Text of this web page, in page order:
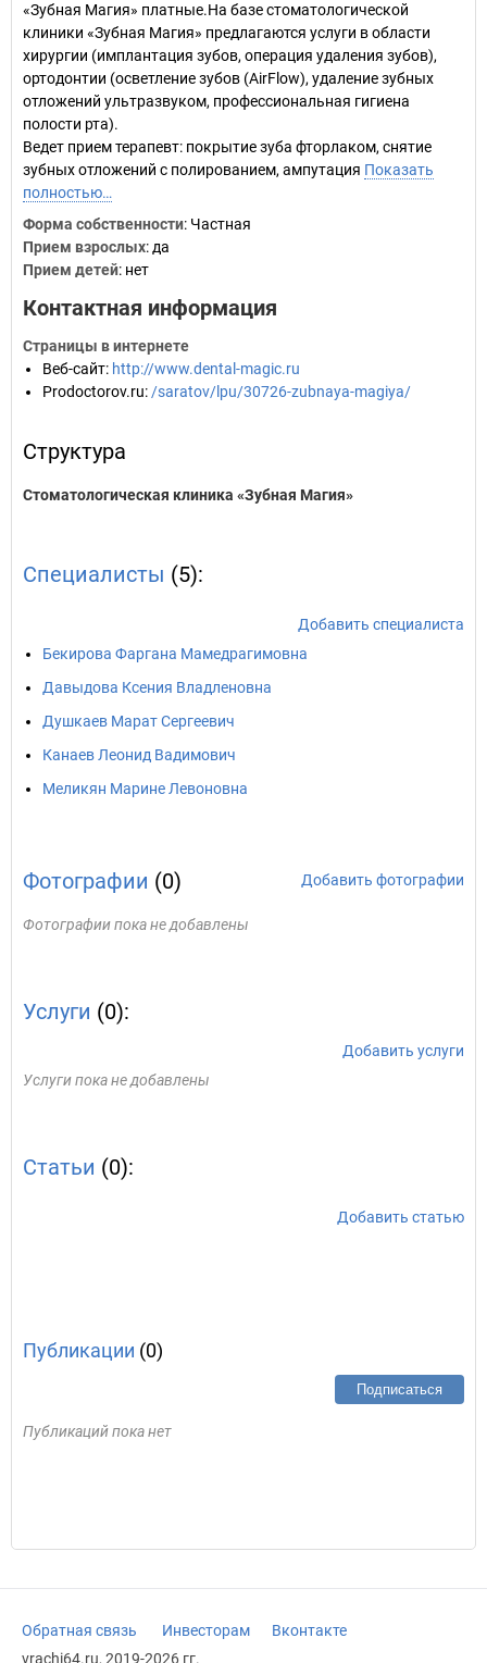
«Зубная Магия» платные.На базе стоматологической
клиники «Зубная Магия» предлагаются услуги в области
хирургии (имплантация зубов, операция удаления зубов),
ортодонтии (осветление зубов (AirFlow), удаление зубных
отложений ультразвуком, профессиональная гигиена
полости рта).
Ведет прием терапевт: покрытие зуба фторлаком, снятие
зубных отложений с полированием, ампутация Показать
полностью…
Форма собственности: Частная
Прием взрослых: да
Прием детей: нет
Контактная информация
Страницы в интернете
Веб-сайт: http://www.dental-magic.ru
Prodoctorov.ru: /saratov/lpu/30726-zubnaya-magiya/
Структура
Стоматологическая клиника «Зубная Магия»
Специалисты (5):
Добавить специалиста
Бекирова Фаргана Мамедрагимовна
Давыдова Ксения Владленовна
Душкаев Марат Сергеевич
Канаев Леонид Вадимович
Меликян Марине Левоновна
Фотографии (0) Добавить фотографии
Фотографии пока не добавлены
Услуги (0):
Добавить услуги
Услуги пока не добавлены
Статьи (0):
Добавить статью
Публикации (0)
Подписаться
Публикаций пока нет
Обратная связь Инвесторам
Вконтакте
vrachi64.ru, 2019-2026 гг.